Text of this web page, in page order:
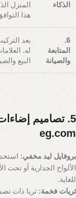
الذكاء
المنزل
هذا
6.
المتابعة
والصيانة
بعد
له.
البيع
eg.com
بروفايل ليد مخفي:
الألواح الجدارية أو
للغاية.
ثريات فخمة: ثريا ذات